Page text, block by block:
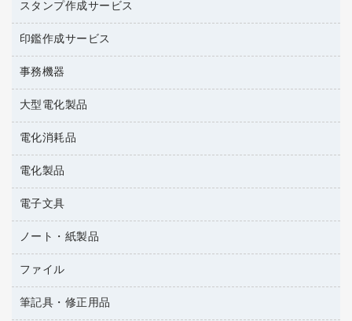
梱包用品
梱包用テープ
園芸用品
ペット用品
ソフトドリンク
コーヒーメーカー・備品
インスタントコーヒー
掃除用洗剤
洗濯用品
消臭・芳香剤
殺虫剤
飲食用消耗品
ハンドソープ・石鹸
トイレ用品
トイレ用洗剤
ティッシュペーパー
ゴム印作成サービス
ゴム印（一行印）作成サービス
ゴム印（フリーサイズ印）作成サービス
スタンプ作成サービス
シヤチハタスタンプ作成サービス
カウネットスタンプ作成サービス
印鑑作成サービス
印鑑作成サービス
事務機器
大型シュレッダー（共配）
レーザーポインター
ラミネートフィルム
ラミネータ
タイムレコーダー
シュレッダ
ＯＨＰ用品
大型電化製品
冷蔵庫・キッチン・調理家電
テレビ・ＡＶ機器
電化消耗品
電球・蛍光灯
乾電池・充電池
フィルム・カメラ用品
デスクライト
アルバム
懐中電灯・ライト
電化製品
掃除機・クリーナー
空調・季節家電
その他電化製品
キッチン・調理家電
ＯＡタップ／延長コード
電子文具
電卓
ラベルテープ
その他電子文具
ノート・紙製品
封筒
粘着メモ
ファイル
名刺整理用品
筆記具・修正用品